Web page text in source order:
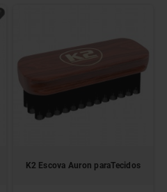
K2 Escova Auron paraTecidos